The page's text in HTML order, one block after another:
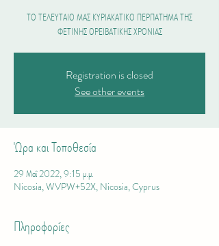
ΤΟ ΤΕΛΕΥΤΑΙΟ ΜΑΣ ΚΥΡΙΑΚΑΤΙΚΟ ΠΕΡΠΑΤΗΜΑ ΤΗΣ
ΦΕΤΙΝΗΣ ΟΡΕΙΒΑΤΙΚΗΣ ΧΡΟΝΙΑΣ
Registration is closed
See other events
Ώρα και Τοποθεσία
29 Μαΐ 2022, 9:15 μ.μ.
Nicosia, WVPW+52X, Nicosia, Cyprus
Πληροφορίες